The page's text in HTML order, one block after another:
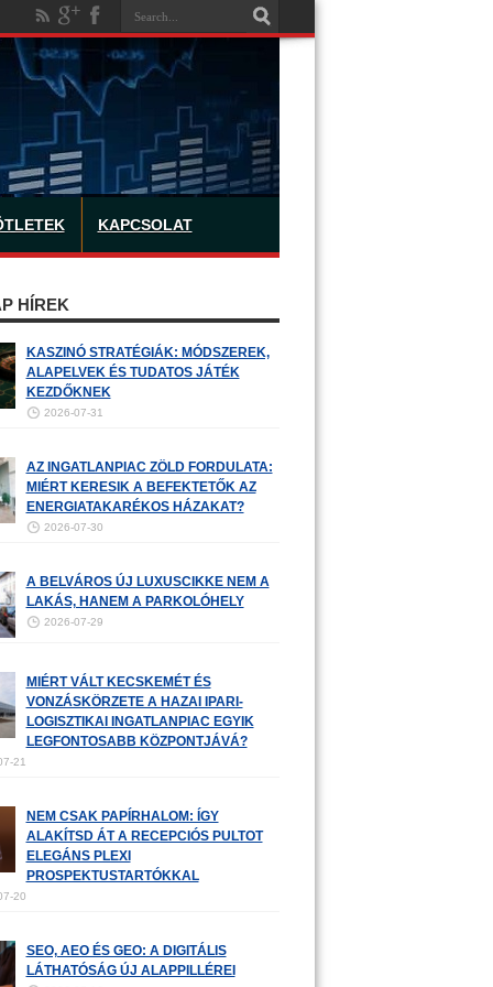
KAPCSOLAT
HÍREK
KASZINÓ STRATÉGIÁK: MÓDSZEREK,
ALAPELVEK ÉS TUDATOS JÁTÉK
KEZDŐKNEK
2026-07-31
AZ INGATLANPIAC ZÖLD FORDULATA:
MIÉRT KERESIK A BEFEKTETŐK AZ
ENERGIATAKARÉKOS HÁZAKAT?
2026-07-30
A BELVÁROS ÚJ LUXUSCIKKE NEM A
LAKÁS, HANEM A PARKOLÓHELY
2026-07-29
MIÉRT VÁLT KECSKEMÉT ÉS
VONZÁSKÖRZETE A HAZAI IPARI-
LOGISZTIKAI INGATLANPIAC EGYIK
LEGFONTOSABB KÖZPONTJÁVÁ?
21
NEM CSAK PAPÍRHALOM: ÍGY
ALAKÍTSD ÁT A RECEPCIÓS PULTOT
ELEGÁNS PLEXI
PROSPEKTUSTARTÓKKAL
20
SEO, AEO ÉS GEO: A DIGITÁLIS
LÁTHATÓSÁG ÚJ ALAPPILLÉREI